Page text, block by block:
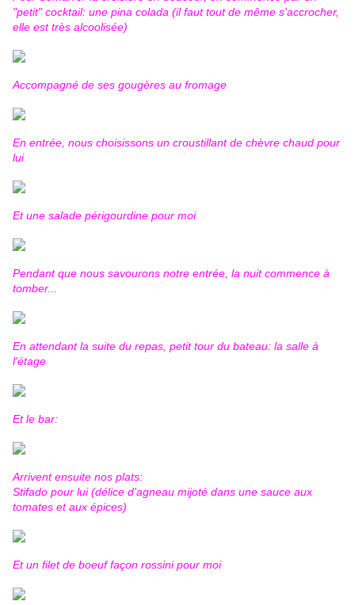
"petit" cocktail: une pina colada (il faut tout de même s'accrocher,
elle est très alcoolisée)
Accompagné de ses gougères au fromage
En entrée, nous choisissons un croustillant de chèvre chaud pour
lui
Et une salade périgourdine pour moi
Pendant que nous savourons notre entrée, la nuit commence à
tomber...
En attendant la suite du repas, petit tour du bateau: la salle à
l'étage
Et le bar:
Arrivent ensuite nos plats:
Stifado pour lui (délice d'agneau mijoté dans une sauce aux
tomates et aux épices)
Et un filet de boeuf façon rossini pour moi